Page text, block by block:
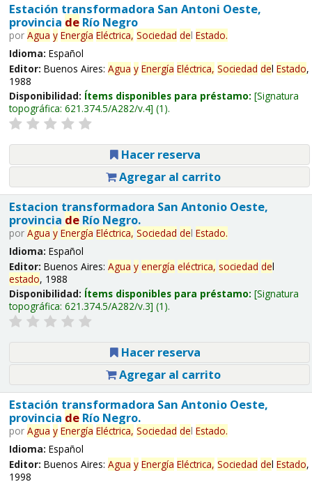
Estación transformadora San Antoni Oeste,
provincia deRío Negro
por Agua y Energía Eléctrica, Sociedad del Estado.
Idioma: Español
Editor: Buenos Aires: Agua y Energía Eléctrica, Sociedad del Estado,
1988
Disponibilidad: Ítems disponibles para préstamo: Signatura
topográfica: 621.374.5/A282/v.4 (1).
Hacer reserva
Agregar al carrito
Estacion transformadora San Antonio Oeste,
provincia deRío Negro.
por Agua y Energía Eléctrica, Sociedad del Estado.
Idioma: Español
Editor: Buenos Aires: Agua y energía eléctrica, sociedad del
estado, 1988
Disponibilidad: Ítems disponibles para préstamo: Signatura
topográfica: 621.374.5/A282/v.3 (1).
Hacer reserva
Agregar al carrito
Estación transformadora San Antonio Oeste,
provincia deRío Negro.
por Agua y Energía Eléctrica, Sociedad del Estado.
Idioma: Español
Editor: Buenos Aires: Agua y Energía Eléctrica, Sociedad del Estado,
1998